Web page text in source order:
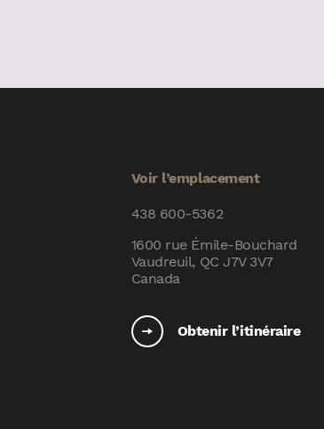
Voir l’emplacement
438 600-5362
1600 rue Émile-Bouchard
Vaudreuil, QC J7V 3V7
Canada
Obtenir l’itinéraire